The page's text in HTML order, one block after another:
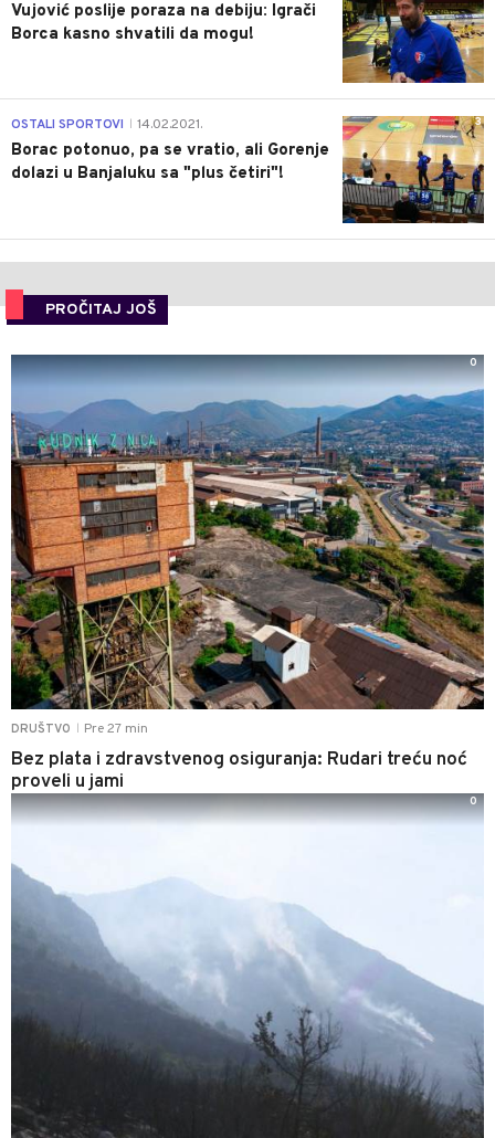
Vujović poslije poraza na debiju: Igrači
Borca kasno shvatili da mogu!
3
OSTALI SPORTOVI 14.02.2021.
Borac potonuo, pa se vratio, ali Gorenje
dolazi u Banjaluku sa "plus četiri"!
PROČITAJ JOŠ
DRUŠTVO Pre 27 min
Bez plata i zdravstvenog osiguranja: Rudari treću noć
proveli u jami
0
0